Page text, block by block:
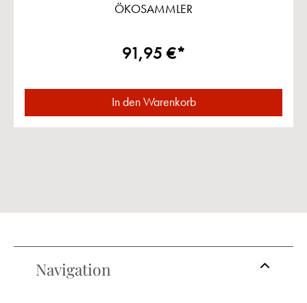
ÖKOSAMMLER
91,95 €*
In den Warenkorb
Navigation